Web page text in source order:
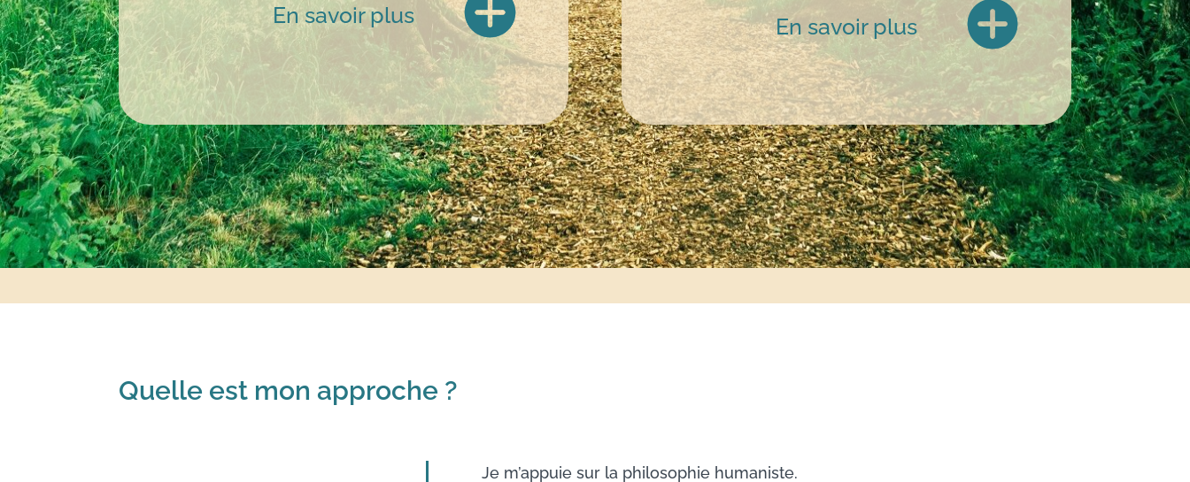
En savoir plus En savoir plus
Quelle est mon approche ?
Je m’appuie sur la philosophie humaniste.